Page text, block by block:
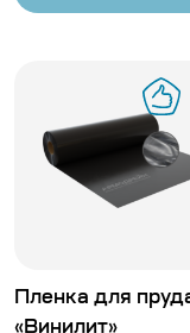
Пленка для
«Винилит»